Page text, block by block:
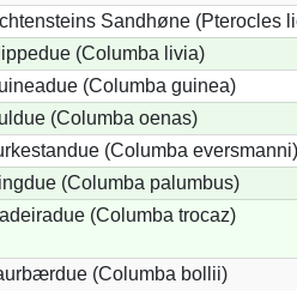
Sandhøne (Pterocles
(Columba livia)
(Columba guinea)
(Columba oenas)
(Columba eversmanni)
(Columba palumbus)
(Columba trocaz)
(Columba bollii)